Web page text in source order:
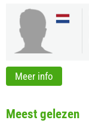
Meer info
Meest gelezen